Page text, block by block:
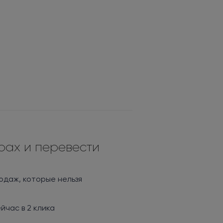
и перевести
которые нельзя
в 2 клика